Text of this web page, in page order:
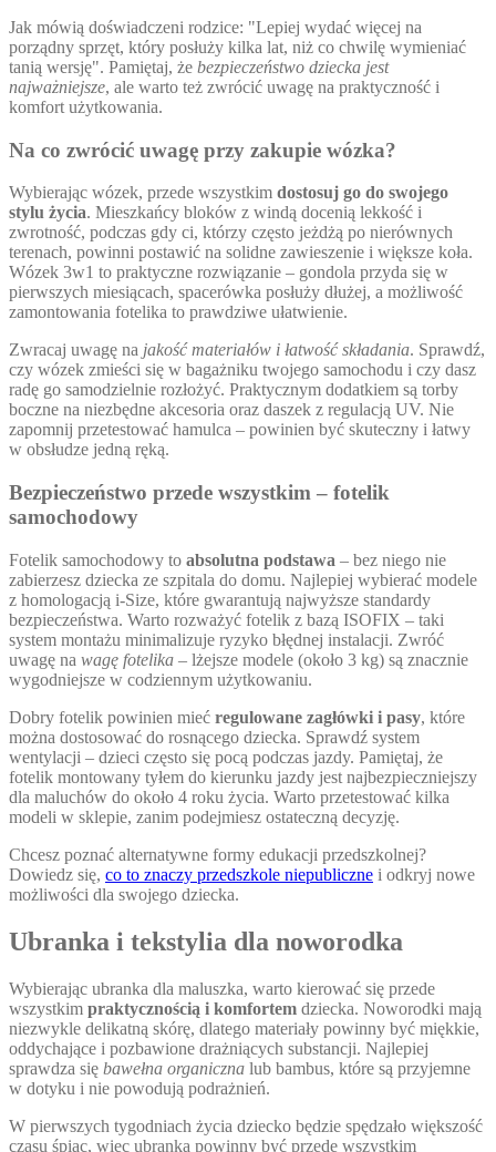
Jak mówią doświadczeni rodzice:
Lepiej wydać więcej na
porządny sprzęt, który posłuży kilka lat, niż co chwilę wymieniać
tanią wersję . Pamiętaj, że bezpieczeństwo dziecka jest
najważniejsze, ale warto też zwrócić uwagę na praktyczność i
komfort użytkowania.
Na co zwrócić uwagę przy zakupie wózka?
Wybierając wózek, przede wszystkim dostosuj go do swojego
stylu życia. Mieszkańcy bloków z windą docenią lekkość i
zwrotność, podczas gdy ci, którzy często jeżdżą po nierównych
terenach, powinni postawić na solidne zawieszenie i większe koła.
Wózek 3w1 to praktyczne rozwiązanie – gondola przyda się w
pierwszych miesiącach, spacerówka posłuży dłużej, a możliwość
zamontowania fotelika to prawdziwe ułatwienie.
Zwracaj uwagę na jakość materiałów i łatwość składania. Sprawdź,
czy wózek zmieści się w bagażniku twojego samochodu i czy dasz
radę go samodzielnie rozłożyć. Praktycznym dodatkiem są torby
boczne na niezbędne akcesoria oraz daszek z regulacją UV. Nie
zapomnij przetestować hamulca – powinien być skuteczny i łatwy
w obsłudze jedną ręką.
Bezpieczeństwo przede wszystkim – fotelik
samochodowy
Fotelik samochodowy to absolutna podstawa – bez niego nie
zabierzesz dziecka ze szpitala do domu. Najlepiej wybierać modele
z homologacją i-Size, które gwarantują najwyższe standardy
bezpieczeństwa. Warto rozważyć fotelik z bazą ISOFIX – taki
system montażu minimalizuje ryzyko błędnej instalacji. Zwróć
uwagę na wagę fotelika – lżejsze modele (około 3 kg) są znacznie
wygodniejsze w codziennym użytkowaniu.
Dobry fotelik powinien mieć regulowane zagłówki i pasy, które
można dostosować do rosnącego dziecka. Sprawdź system
wentylacji – dzieci często się pocą podczas jazdy. Pamiętaj, że
fotelik montowany tyłem do kierunku jazdy jest najbezpieczniejszy
dla maluchów do około 4 roku życia. Warto przetestować kilka
modeli w sklepie, zanim podejmiesz ostateczną decyzję.
Chcesz poznać alternatywne formy edukacji przedszkolnej?
Dowiedz się, co to znaczy przedszkole niepubliczne i odkryj nowe
możliwości dla swojego dziecka.
Ubranka i tekstylia dla noworodka
Wybierając ubranka dla maluszka, warto kierować się przede
wszystkim praktycznością i komfortem dziecka. Noworodki mają
niezwykle delikatną skórę, dlatego materiały powinny być miękkie,
oddychające i pozbawione drażniących substancji. Najlepiej
sprawdza się bawełna organiczna lub bambus, które są przyjemne
w dotyku i nie powodują podrażnień.
W pierwszych tygodniach życia dziecko będzie spędzało większość
czasu śpiąc, więc ubranka powinny być przede wszystkim